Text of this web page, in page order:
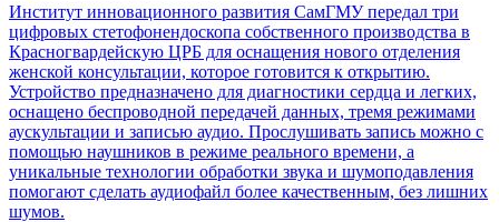
Институт инновационного развития СамГМУ передал три
цифровых стетофонендоскопа собственного производства в
Красногвардейскую ЦРБ для оснащения нового отделения
женской консультации, которое готовится к открытию.
Устройство предназначено для диагностики сердца и легких,
оснащено беспроводной передачей данных, тремя режимами
аускультации и записью аудио. Прослушивать запись можно с
помощью наушников в режиме реального времени, а
уникальные технологии обработки звука и шумоподавления
помогают сделать аудиофайл более качественным, без лишних
шумов.